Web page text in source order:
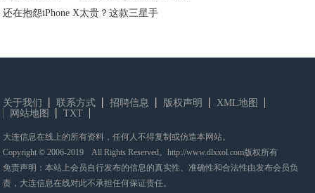
还在抱怨iPhone X太贵？这款三星手
关于我们 联系方式 招聘信息 版权声明
XML地图
网站地图
TXT
大连信息在线上的所有资料，任何人不得复制或仿造本网站。
Copyright © 2006-2019 All Rights Reserved。http://www.dlxxol.com版权所有
免责声明：本站上会员自行发布的信息的真实性、准确性和合法性由发布会员负
责，大连信息在线对此不承担任何保证责任。